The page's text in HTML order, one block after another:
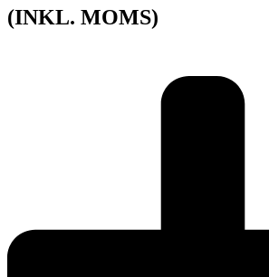
(INKL. MOMS)